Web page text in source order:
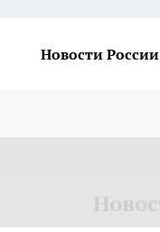
Новости России